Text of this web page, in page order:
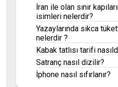
İran ile olan sınır
isimleri nelerdir?
Yazaylarında sıkca
nelerdir ?
Kabak tatlısı tarifi
Satranç nasıl dizilir?
İphone nasıl sıfırlanır?